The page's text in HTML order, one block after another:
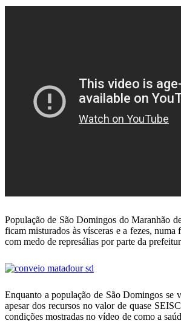
Telegram
População de São Domingos do Maranhão
ficam misturados às vísceras e a fezes,
com medo de represálias por parte da
Enquanto a população de São Domingos se
apesar dos recursos no valor de quase
condições mostradas no vídeo de como a